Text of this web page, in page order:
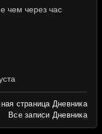
чем через час
страница Дневника
Все записи Дневника